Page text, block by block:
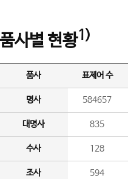
품사별 현황1)
품사 표제어 수
명사 584657
대명사 835
수사 128
조사 594